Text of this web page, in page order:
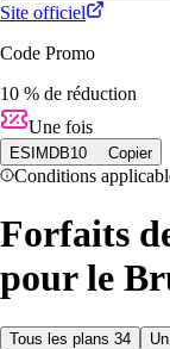
Site officiel
Code Promo
10 % de réduction
Une fois
ESIMDB10 Copier
Conditions
Forfaits
pour le
Tous les plans 34